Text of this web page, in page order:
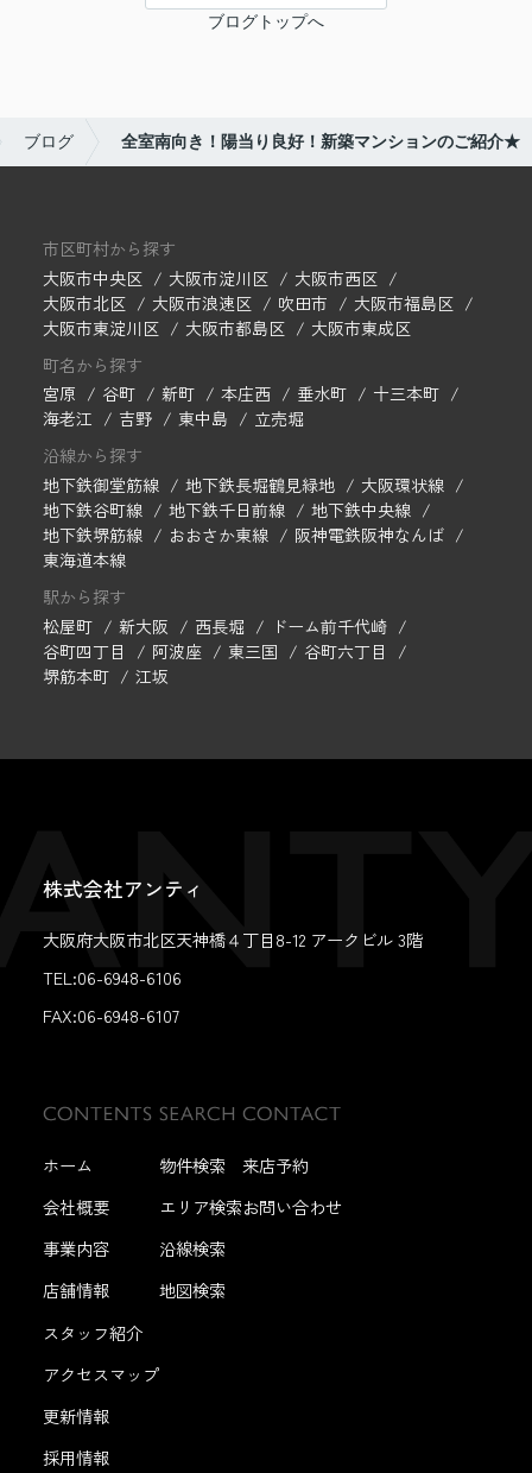
ブログトップへ
ブログ 全室南向き！陽当り良好！新築マンションのご紹介★
市区町村から探す
大阪市中央区
大阪市淀川区
大阪市西区
大阪市北区
大阪市浪速区 吹田市
大阪市福島区
大阪市東淀川区
大阪市都島区
大阪市東成区
町名から探す
宮原
谷町 新町 本庄西 垂水町
十三本町
海老江
吉野 東中島
立売堀
沿線から探す
地下鉄御堂筋線
地下鉄長堀鶴見緑地
大阪環状線
地下鉄谷町線
地下鉄千日前線
地下鉄中央線
地下鉄堺筋線
おおさか東線
阪神電鉄阪神なんば
東海道本線
駅から探す
松屋町
新大阪 西長堀
ドーム前千代崎
谷町四丁目
阿波座 東三国
谷町六丁目
堺筋本町
江坂
株式会社アンティ
大阪府大阪市北区天神橋４丁目8-12 アークビル 3階
TEL:06-6948-6106
FAX:06-6948-6107
ホーム
会社概要
事業内容
店舗情報
スタッフ紹介
アクセスマップ
更新情報
採用情報
物件検索
エリア検索
沿線検索
地図検索
来店予約
お問い合わせ